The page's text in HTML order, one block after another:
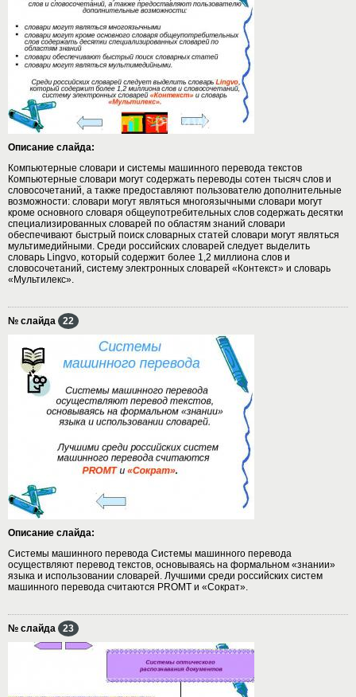
Описание слайда:
Компьютерные словари и системы машинного перевода текстов
Компьютерные словари могут содержать переводы сотен тысяч слов и
словосочетаний, а также предоставляют пользователю дополнительные
возможности: словари могут являться многоязычными словари могут
кроме основного словаря общеупотребительных слов содержать десятки
специализированных словарей по областям знаний словари
обеспечивают быстрый поиск словарных статей словари могут являться
мультимедийными. Среди российских словарей следует выделить
словарь Lingvo, который содержит более 1,2 миллиона слов и
словосочетаний, систему электронных словарей «Контекст» и словарь
«Мультилекс».
№ слайда 22
Описание слайда:
Системы машинного перевода Системы машинного перевода
осуществляют перевод текстов, основываясь на формальном «знании»
языка и использовании словарей. Лучшими среди российских систем
машинного перевода считаются PROMT и «Сократ».
№ слайда 23